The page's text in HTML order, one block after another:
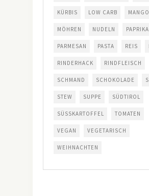
KÜRBIS LOW CARB
MÖHREN NUDELN PAPRIKA
PARMESAN PASTA REIS
RINDERHACK RINDFLEISCH
SCHMAND SCHOKOLADE
STEW SUPPE SÜDTIROL
SÜSSKARTOFFEL TOMATEN
VEGAN VEGETARISCH
WEIHNACHTEN